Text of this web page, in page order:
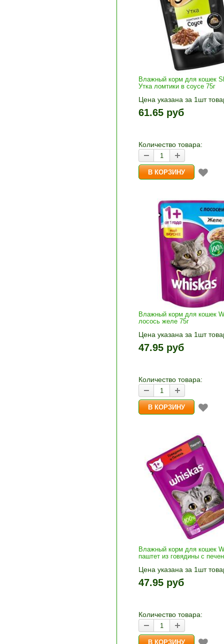
Влажный корм для кошек
Утка ломтики в соусе 75г
Цена указана за 1шт
1шт прибавляется
и «-». Выберите нужное
61.65 руб
Количество товара:
Влажный корм для кошек
лосось желе 75г
Цена указана за 1шт
1шт прибавляется
и «-». Выберите нужное
47.95 руб
Количество товара:
Влажный корм для кошек
паштет из говядины с
Цена указана за 1шт
1шт прибавляется
и «-». Выберите нужное
47.95 руб
Количество товара: